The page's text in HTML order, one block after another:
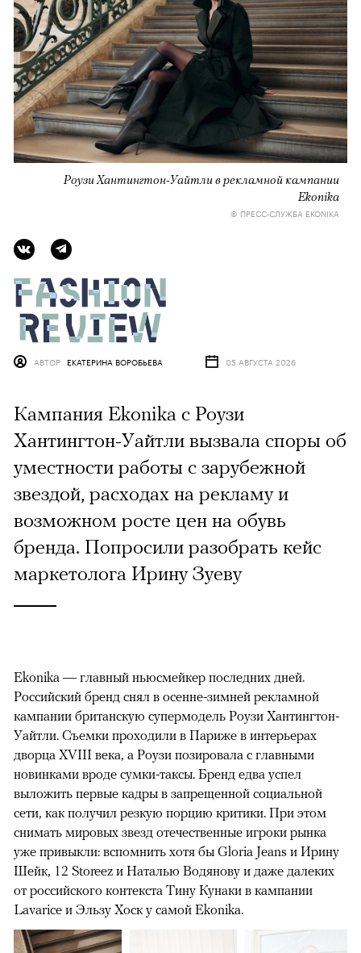
Роузи Хантингтон-Уайтли в рекламной кампании
Ekonika
© ПРЕСС-СЛУЖБА EKONIKA
АВТОР ЕКАТЕРИНА ВОРОБЬЕВА 05 АВГУСТА 2026
Кампания Ekonika с Роузи
Хантингтон-Уайтли вызвала споры об
уместности работы с зарубежной
звездой, расходах на рекламу и
возможном росте цен на обувь
бренда. Попросили разобрать кейс
маркетолога Ирину Зуеву
Ekonika — главный ньюсмейкер последних дней.
Российский бренд снял в осенне-зимней рекламной
кампании британскую супермодель Роузи Хантингтон-
Уайтли. Cъемки проходили в Париже в интерьерах
дворца XVIII века, а Роузи позировала с главными
новинками вроде сумки-таксы. Бренд едва успел
выложить первые кадры в запрещенной социальной
сети, как получил резкую порцию критики. При этом
снимать мировых звезд отечественные игроки рынка
уже привыкли: вспомнить хотя бы Gloria Jeans и Ирину
Шейк, 12 Storeez и Наталью Водянову и даже далеких
от российского контекста Тину Кунаки в кампании
Lavarice и Эльзу Хоск у самой Ekonika.